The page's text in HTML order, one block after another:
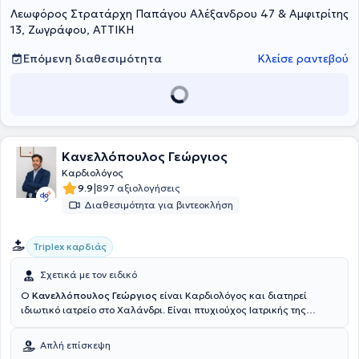
Ταμείου Στρατου (ΝΙΜΤΣ). Τέλος, έχει εκτελέσει δοκιμασίες
κοπώσεως στο Τμήμα Πυρηνικής Ιατρικής του Καρδιολογικού
Λεωφόρος Στρατάρχη Παπάγου Αλέξανδρου 47 & Αμφιτρίτης
13, Ζωγράφου, ΑΤΤΙΚΗ
Επόμενη διαθεσιμότητα
Κλείσε ραντεβού
Κανελλόπουλος Γεώργιος
Καρδιολόγος
9.9|897 αξιολογήσεις
Διαθεσιμότητα για βιντεοκλήση
Triplex καρδιάς
Σχετικά με τον ειδικό
Ο Κανελλόπουλος Γεώργιος είναι Καρδιολόγος και διατηρεί
ιδιωτικό ιατρείο στο Χαλάνδρι. Είναι πτυχιούχος Ιατρικής της
ως Ειδικευόμενος Παθολογίας κι ακολούθως Καρδιολογίας στο
Νοσοκομείο "Κοργιαλένειο Μπενάκειο", ενώ διετέλεσε Επιμελητής
Απλή επίσκεψη